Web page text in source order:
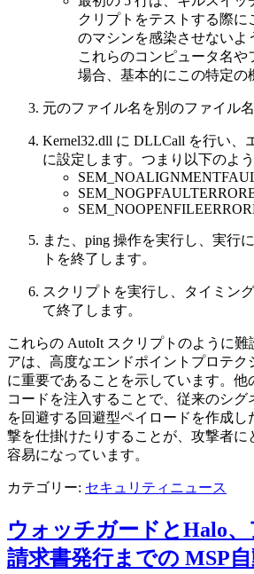
クリプトをテストする際
のマシンを感染させないよ
これらのコンピュータ名や
場合、基本的にこの特定の
元のファイル名を別のファイル
Kernel32.dll に DLLCall を行い、
に設定します。つまり以下のよう
また、ping 操作を実行し、実行
トを終了します。
スクリプトを実行し、タイミン
て終了します。
これらの AutoIt スクリプトのように難
アは、高度なエンドポイントプロテク
に重要であることを示しています。他
コードを注入することで、従来のシ
を回避する回避型ペイロードを作成
撃を仕掛けたりすることが、攻撃者に
容易になっています。
カテゴリー: セキュリティニュース
ウォッチガードとHalo
請求書発行までの MSP